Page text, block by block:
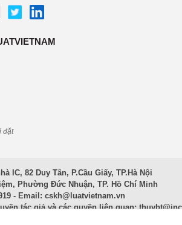
đặt
IC, 82 Duy Tân, P.Cầu Giấy, TP.Hà Nội
Phường Đức Nhuận, TP. Hồ Chí Minh
- Email: cskh@luatvietnam.vn
tác giả và các quyền liên quan: